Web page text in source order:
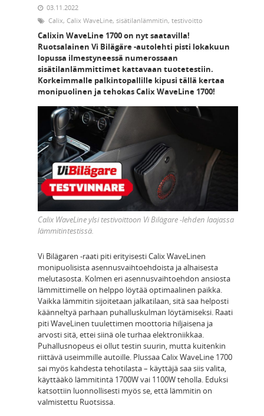
03.11.2022
Calix, Calix WaveLine, sisätilanlämmitin, testivoitto
Calixin WaveLine 1700 on nyt saatavilla!
Ruotsalainen Vi Bilägäre -autolehti pisti lokakuun
lopussa ilmestyneessä numerossaan
sisätilanlämmittimet kattavaan tuotetestiin.
Korkeimmalle palkintopallille kipusi tällä kertaa
monipuolinen ja tehokas Calix WaveLine 1700!
Calix WaveLine ylsi testivoittoon Vi Bilägare -lehden laajassa
lämmitintestissä.
Vi Bilägaren -raati piti erityisesti Calix WaveLinen
monipuolisista asennusvaihtoehdoista ja alhaisesta
melutasosta. Kolmen eri asennusvaihtoehdon ansiosta
lämmittimelle on helppo löytää optimaalinen paikka.
Vaikka lämmitin sijoitetaan jalkatilaan, sitä saa helposti
käänneltyä parhaan puhalluskulman löytämiseksi. Raati
piti WaveLinen tuulettimen moottoria hiljaisena ja
arvosti sitä, ettei siinä ole turhaa elektroniikkaa.
Puhallusnopeus ei ollut testin suurin, mutta kuitenkin
riittävä useimmille autoille. Plussaa Calix WaveLine 1700
sai myös kahdesta tehotilasta – käyttäjä saa siis valita,
käyttääkö lämmitintä 1700W vai 1100W teholla. Eduksi
katsottiin luonnollisesti myös se, että lämmitin on
valmistettu Ruotsissa.